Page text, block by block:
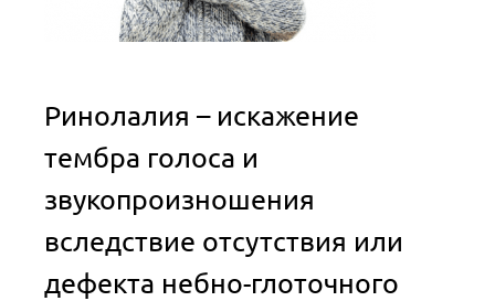
Ринолалия – искажение
тембра голоса и
звукопроизношения
вследствие отсутствия или
дефекта небно-глоточного